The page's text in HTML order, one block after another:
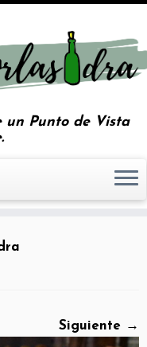
un Punto de Vista
Siguiente →